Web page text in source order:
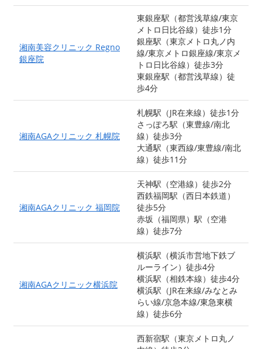
湘南美容クリニック Regno
銀座院
東銀座駅（都営浅草線/東京
メトロ日比谷線）徒歩1分
銀座駅（東京メトロ丸ノ内
線/東京メトロ銀座線/東京メ
トロ日比谷線）徒歩3分
東銀座駅（都営浅草線）徒
歩4分
湘南AGAクリニック 札幌院
札幌駅（JR在来線）徒歩1分
さっぽろ駅（東豊線/南北
線）徒歩3分
大通駅（東西線/東豊線/南北
線）徒歩11分
湘南AGAクリニック 福岡院
天神駅（空港線）徒歩2分
西鉄福岡駅（西日本鉄道）
徒歩5分
赤坂（福岡県）駅（空港
線）徒歩7分
湘南AGAクリニック横浜院
横浜駅（横浜市営地下鉄ブ
ルーライン）徒歩4分
横浜駅（相鉄本線）徒歩4分
横浜駅（JR在来線/みなとみ
らい線/京急本線/東急東横
線）徒歩6分
西新宿駅（東京メトロ丸ノ